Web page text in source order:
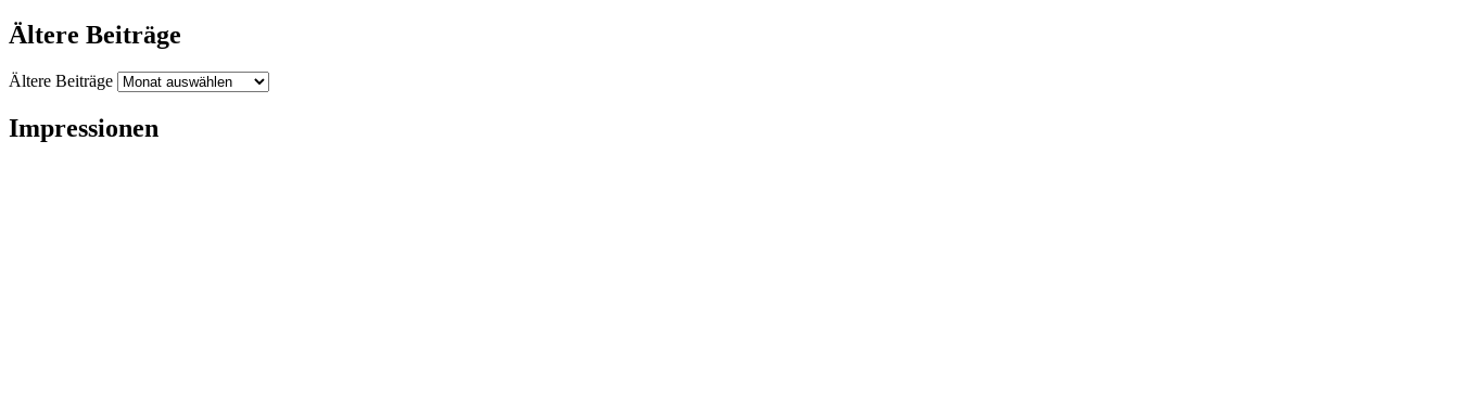
Ältere Beiträge
Ältere Beiträge
Impressionen